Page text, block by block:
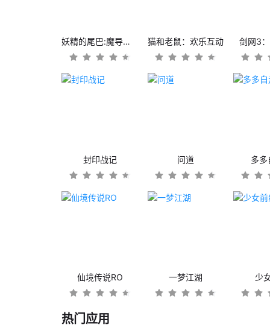
妖精的尾巴:魔导少年 猫和老鼠：欢乐互动 剑网3
封印战记 问道 多多
仙境传说RO 一梦江湖 少
热门应用